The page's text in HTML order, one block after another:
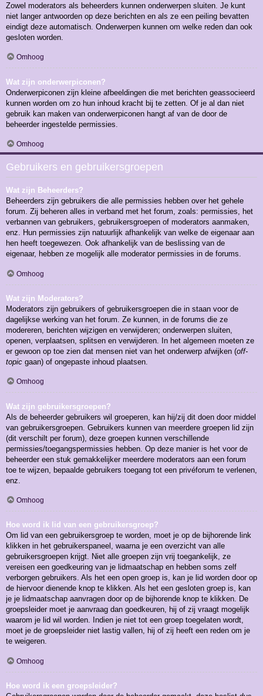
Zowel moderators als beheerders kunnen onderwerpen sluiten. Je kunt
niet langer antwoorden op deze berichten en als ze een peiling bevatten
eindigt deze automatisch. Onderwerpen kunnen om welke reden dan ook
gesloten worden.
Omhoog
Wat zijn onderwerpiconen?
Onderwerpiconen zijn kleine afbeeldingen die met berichten geassocieerd
kunnen worden om zo hun inhoud kracht bij te zetten. Of je al dan niet
gebruik kan maken van onderwerpiconen hangt af van de door de
beheerder ingestelde permissies.
Omhoog
Gebruikers en gebruikersgroepen
Wat zijn Beheerders?
Beheerders zijn gebruikers die alle permissies hebben over het gehele
forum. Zij beheren alles in verband met het forum, zoals: permissies, het
verbannen van gebruikers, gebruikersgroepen of moderators aanmaken,
enz. Hun permissies zijn natuurlijk afhankelijk van welke de eigenaar aan
hen heeft toegewezen. Ook afhankelijk van de beslissing van de
eigenaar, hebben ze mogelijk alle moderator permissies in de forums.
Omhoog
Wat zijn Moderators?
Moderators zijn gebruikers of gebruikersgroepen die in staan voor de
dagelijkse werking van het forum. Ze kunnen, in de forums die ze
modereren, berichten wijzigen en verwijderen; onderwerpen sluiten,
openen, verplaatsen, splitsen en verwijderen. In het algemeen moeten ze
er gewoon op toe zien dat mensen niet van het onderwerp afwijken (off-
topic gaan) of ongepaste inhoud plaatsen.
Omhoog
Wat zijn gebruikersgroepen?
Als de beheerder gebruikers wil groeperen, kan hij/zij dit doen door middel
van gebruikersgroepen. Gebruikers kunnen van meerdere groepen lid zijn
(dit verschilt per forum), deze groepen kunnen verschillende
permissies/toegangspermissies hebben. Op deze manier is het voor de
beheerder een stuk gemakkelijker meerdere moderators aan een forum
toe te wijzen, bepaalde gebruikers toegang tot een privéforum te verlenen,
enz.
Omhoog
Hoe word ik lid van een gebruikersgroep?
Om lid van een gebruikersgroep te worden, moet je op de bijhorende link
klikken in het gebruikerspaneel, waarna je een overzicht van alle
gebruikersgroepen krijgt. Niet alle groepen zijn vrij toegankelijk, ze
vereisen een goedkeuring van je lidmaatschap en hebben soms zelf
verborgen gebruikers. Als het een open groep is, kan je lid worden door op
de hiervoor dienende knop te klikken. Als het een gesloten groep is, kan
je je lidmaatschap aanvragen door op de bijhorende knop te klikken. De
groepsleider moet je aanvraag dan goedkeuren, hij of zij vraagt mogelijk
waarom je lid wil worden. Indien je niet tot een groep toegelaten wordt,
moet je de groepsleider niet lastig vallen, hij of zij heeft een reden om je
te weigeren.
Omhoog
Hoe word ik een groepsleider?